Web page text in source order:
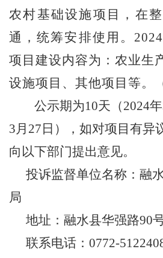
农村基础设施项目，在
通，统筹安排使用。 2024
项目建设内容为：农业生
设施项目 、其他项目 等。
公示期为10天（2024年
3月 27 日），如对项目有异
向以下部门提出意见。
投诉监督单位名称：融
局
地址： 融水县华强路90
联系电话： 0772-51